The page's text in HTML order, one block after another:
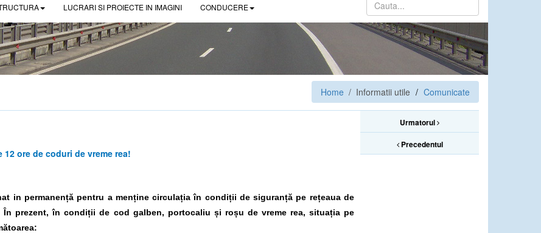
LUCRARI SI PROIECTE IN IMAGINI CONDUCERE
Home / Informatii utile Comunicate
Urmatorul
Precedentul
ore de coduri de vreme rea!
in permanență pentru a menține circulația în condiții de siguranță pe rețeaua de
prezent, în condiții de cod galben, portocaliu și roșu de vreme rea, situația pe